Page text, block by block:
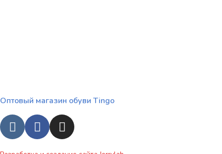
Оптовый магазин обуви Tingo